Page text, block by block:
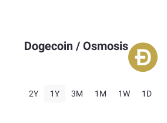
Dogecoin / Osmosis
1D
1W
1M
3M
1Y
2Y